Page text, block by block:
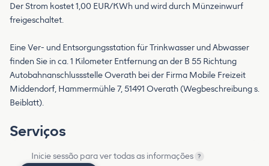
Der Strom kostet 1,00 EUR/KWh und wird durch Münzeinwurf
freigeschaltet.
Eine Ver- und Entsorgungsstation für Trinkwasser und Abwasser
finden Sie in ca. 1 Kilometer Entfernung an der B 55 Richtung
Autobahnanschlussstelle Overath bei der Firma Mobile Freizeit
Middendorf, Hammermühle 7, 51491 Overath (Wegbeschreibung s.
Beiblatt).
Serviços
Inicie sessão para ver todas as informações ?